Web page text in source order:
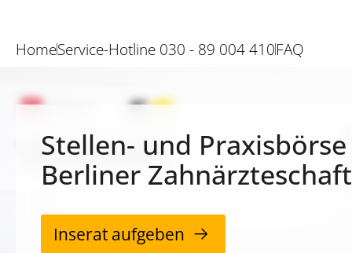
HomeService-Hotline 030 - 89 004 410FAQ
Stellen- und
Berliner Zahnärzteschaft
Inserat aufgeben